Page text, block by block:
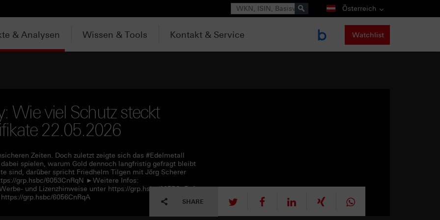
Suche Österreich
& Analysen Wissen & Tools Kontakt & Service Watchlist
Wie viel Schutz steckt
22.05.2026
Zeiten. Doch zuletzt zeigte sich das #Edelmetall
spielen, warum Gold dennoch langfristig gefragt bleibt
sind, darüber spricht Friedhelm Tilgen mit Jörg Scherer
grp.hsbc/6053CnRqN ►Weitere Infos:
und Lizenzhinweise unter https://grp.hsbc/6055CnRqf
grp.hsbc/6056CnRqA
SHARE tweet mitteilen